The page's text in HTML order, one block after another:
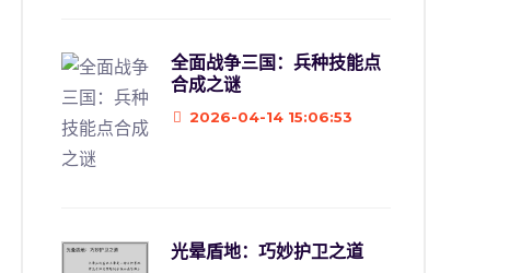
全面战争三国：兵种技能点
合成之谜
2026-04-14 15:06:53
光晕盾地：巧妙护卫之道